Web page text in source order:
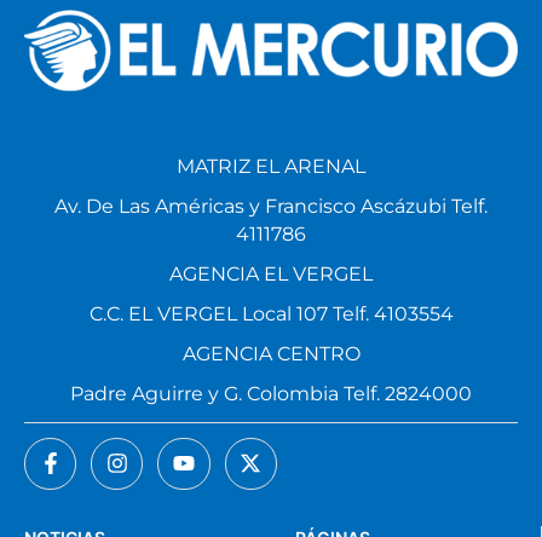
MATRIZ EL ARENAL
Av. De Las Américas y Francisco Ascázubi Telf.
4111786
AGENCIA EL VERGEL
C.C. EL VERGEL Local 107 Telf. 4103554
AGENCIA CENTRO
Padre Aguirre y G. Colombia Telf. 2824000